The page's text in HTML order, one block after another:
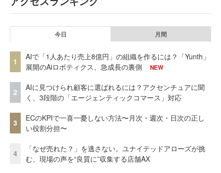
今日 月間
1
AIで「1人あたり売上8億円」の組織を作るには？「Yunth」
展開のAiロボティクス、急成長の裏側
NEW
2
AIに見つけられ顧客に選ばれるには？アクセンチュアに聞
く、3段階の「エージェンティックコマース」対応
3
ECのKPIで一喜一憂しない方法〜月次・週次・日次の正し
い役割分担〜
4
「なぜ売れた？」を逃さない。ユナイテッドアローズが挑
む、現場の声を“良質に”収集する店舗AX